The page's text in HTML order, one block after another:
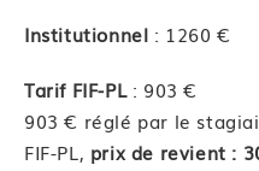
Institutionnel : 1260 €
Tarif FIF-PL: 903 €
903 € réglé par le
FIF-PL, prix de revient :